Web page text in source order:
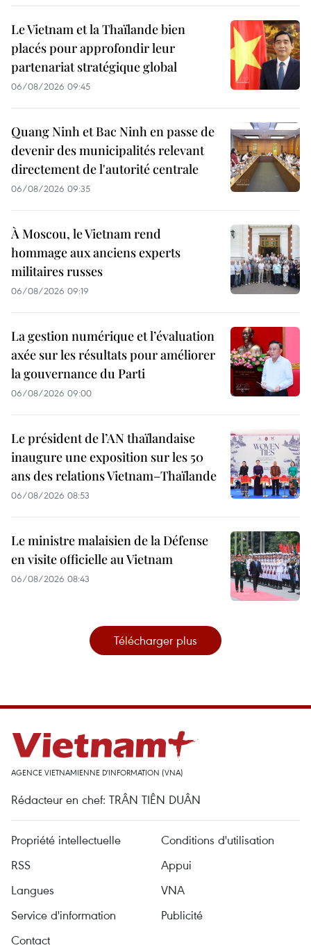
Le Vietnam et la Thaïlande bien
placés pour approfondir leur
partenariat stratégique global
06/08/2026 09:45
Quang Ninh et Bac Ninh en passe de
devenir des municipalités relevant
directement de l'autorité centrale
06/08/2026 09:35
À Moscou, le Vietnam rend
hommage aux anciens experts
militaires russes
06/08/2026 09:19
La gestion numérique et l’évaluation
axée sur les résultats pour améliorer
la gouvernance du Parti
06/08/2026 09:00
Le président de l’AN thaïlandaise
inaugure une exposition sur les 50
ans des relations Vietnam–Thaïlande
06/08/2026 08:53
Le ministre malaisien de la Défense
en visite officielle au Vietnam
06/08/2026 08:43
Télécharger plus
AGENCE VIETNAMIENNE D'INFORMATION (VNA)
Rédacteur en chef: TRÂN TIÊN DUÂN
Propriété intellectuelle
Conditions d'utilisation
RSS
Appui
Langues
VNA
Service d'information
Publicité
Contact